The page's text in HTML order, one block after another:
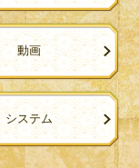
動画
システム